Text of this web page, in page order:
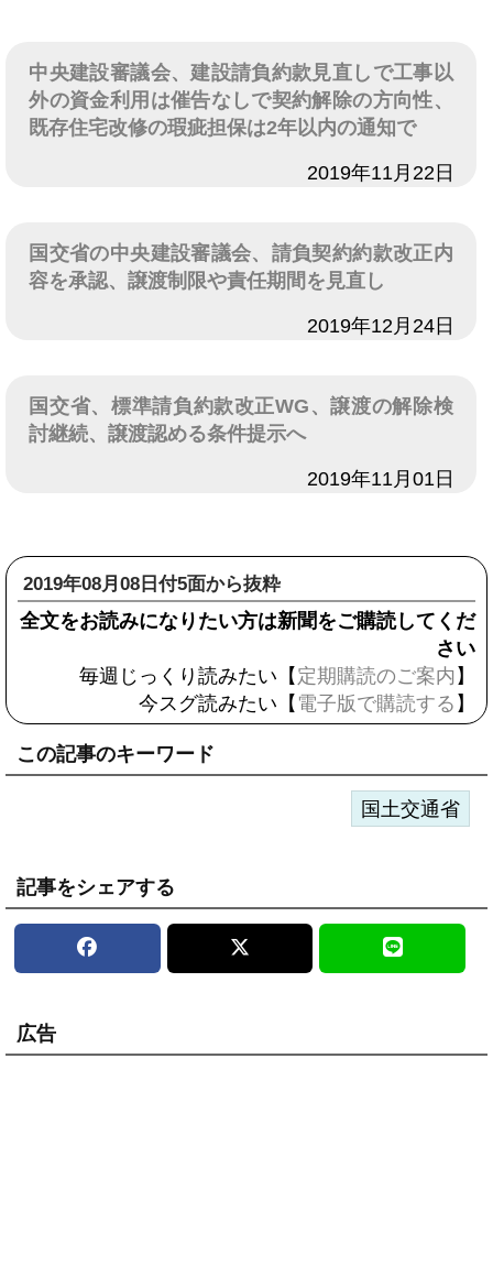
中央建設審議会、建設請負約款見直しで工事以
外の資金利用は催告なしで契約解除の方向性、
既存住宅改修の瑕疵担保は2年以内の通知で
2019年11月22日
国交省の中央建設審議会、請負契約約款改正内
容を承認、譲渡制限や責任期間を見直し
2019年12月24日
国交省、標準請負約款改正WG、譲渡の解除検
討継続、譲渡認める条件提示へ
2019年11月01日
2019年08月08日付5面から抜粋
全文をお読みになりたい方は新聞をご購読してくだ
さい
毎週じっくり読みたい【 定期購読のご案内 】
今スグ読みたい【 電子版で購読する 】
この記事のキーワード
国土交通省
記事をシェアする
広告